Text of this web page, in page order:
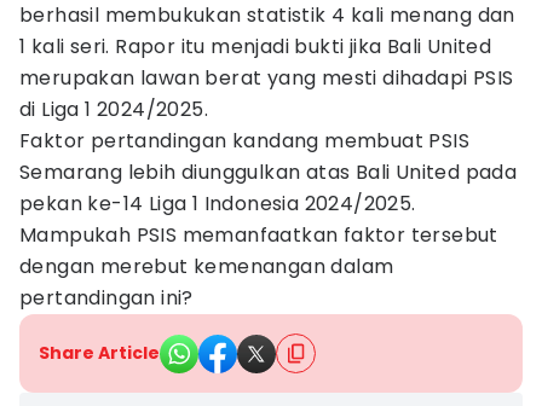
berhasil membukukan statistik 4 kali menang dan
1 kali seri. Rapor itu menjadi bukti jika Bali United
merupakan lawan berat yang mesti dihadapi PSIS
di Liga 1 2024/2025.
Faktor pertandingan kandang membuat PSIS
Semarang lebih diunggulkan atas Bali United pada
pekan ke-14 Liga 1 Indonesia 2024/2025.
Mampukah PSIS memanfaatkan faktor tersebut
dengan merebut kemenangan dalam
pertandingan ini?
Share Article